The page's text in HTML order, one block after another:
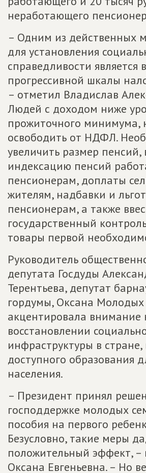
неработающего
– Одним из действенных
для установления
справедливости является
прогрессивной шкалы
– отметил Владислав
Людей с доходом ниже
прожиточного минимума,
освободить от НДФЛ.
увеличить размер пенсий,
индексацию пенсий
пенсионерам, доплаты
жителям, надбавки и
пенсионерам, а также
государственный
товары первой
Руководитель
депутата Госдуды
Терентьева, депутат
гордумы, Оксана Молодых
акцентировала внимание
восстановлении
инфраструктуры в
доступного образования
населения.
– Президент принял
господдержке молодых
пособия на первого
Безусловно, такие меры
положительный эффект, –
Оксана Евгеньевна. – Но